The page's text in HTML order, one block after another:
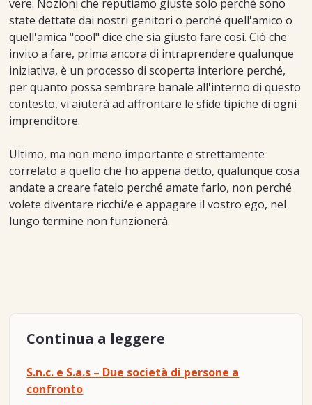
vere. Nozioni che reputiamo giuste solo perché sono
state dettate dai nostri genitori o perché quell'amico o
quell'amica "cool" dice che sia giusto fare così. Ciò che
invito a fare, prima ancora di intraprendere qualunque
iniziativa, è un processo di scoperta interiore perché,
per quanto possa sembrare banale all'interno di questo
contesto, vi aiuterà ad affrontare le sfide tipiche di ogni
imprenditore.
Ultimo, ma non meno importante e strettamente
correlato a quello che ho appena detto, qualunque cosa
andate a creare fatelo perché amate farlo, non perché
volete diventare ricchi/e e appagare il vostro ego, nel
lungo termine non funzionerà.
Continua a leggere
S.n.c. e S.a.s – Due società di persone a
confronto